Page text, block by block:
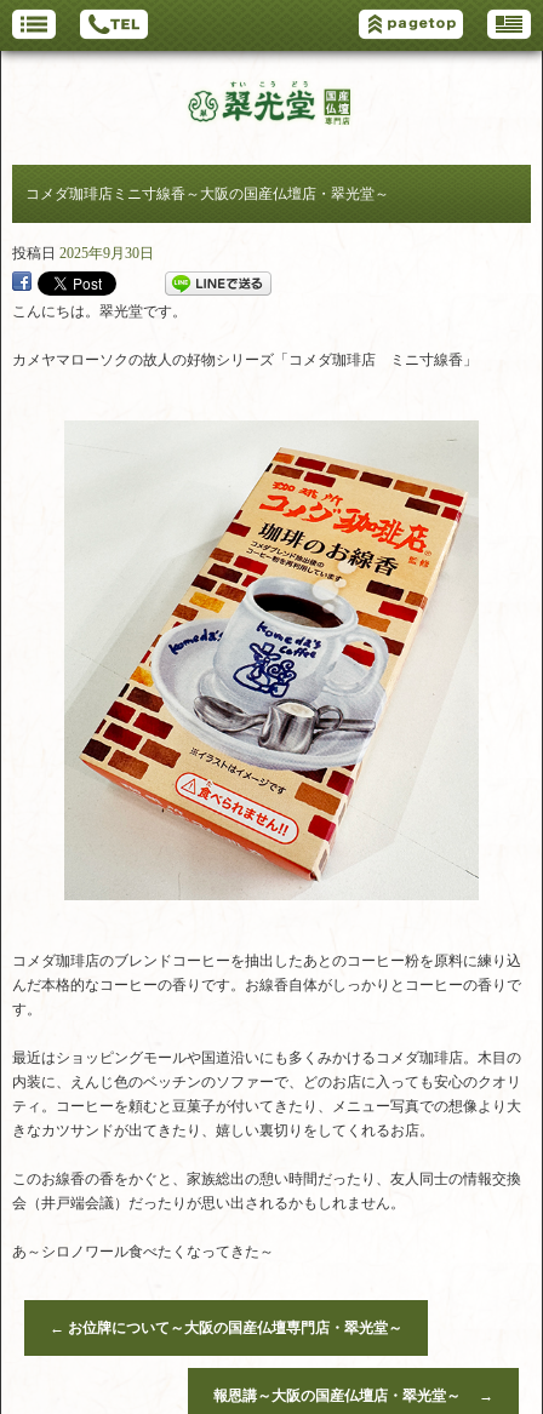
コメダ珈琲店ミニ寸線香～大阪の国産仏壇店・翠光堂～
投稿日 2025年9月30日
こんにちは。翠光堂です。
カメヤマローソクの故人の好物シリーズ「コメダ珈琲店 ミニ寸線香」
コメダ珈琲店のブレンドコーヒーを抽出したあとのコーヒー粉を原料に練り込
んだ本格的なコーヒーの香りです。お線香自体がしっかりとコーヒーの香りで
す。
最近はショッピングモールや国道沿いにも多くみかけるコメダ珈琲店。木目の
内装に、えんじ色のベッチンのソファーで、どのお店に入っても安心のクオリ
ティ。コーヒーを頼むと豆菓子が付いてきたり、メニュー写真での想像より大
きなカツサンドが出てきたり、嬉しい裏切りをしてくれるお店。
このお線香の香をかぐと、家族総出の憩い時間だったり、友人同士の情報交換
会（井戸端会議）だったりが思い出されるかもしれません。
あ～シロノワール食べたくなってきた～
← お位牌について～大阪の国産仏壇専門店・翠光堂～
報恩講～大阪の国産仏壇店・翠光堂～ →